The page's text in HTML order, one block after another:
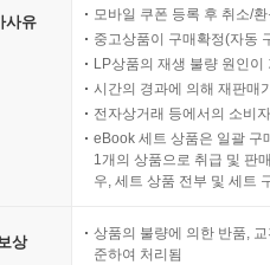
사유
모바일 쿠폰 등록 후 취소/
중고상품이 구매확정(자동
LP상품의 재생 불량 원인
시간의 경과에 의해 재판매
전자상거래 등에서의 소비
eBook 세트 상품은 일괄 구
1개의 상품으로 취급 및 판
우, 세트 상품 전부 및 세트
상
상품의 불량에 의한 반품,
준하여 처리됨